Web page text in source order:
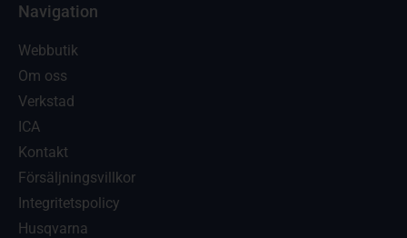
Navigation
Webbutik
Om oss
Verkstad
ICA
Kontakt
Försäljningsvillkor
Integritetspolicy
Husqvarna